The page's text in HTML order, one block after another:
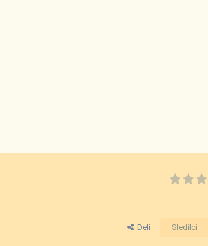
Deli Sledilci